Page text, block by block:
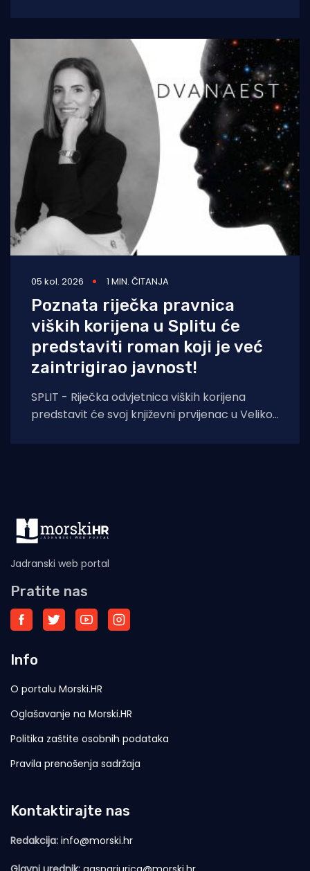
05 kol. 2026 1 MIN. ČITANJA
Poznata riječka pravnica
viških korijena u Splitu će
predstaviti roman koji je već
zaintrigirao javnost!
SPLIT - Riječka odvjetnica viških korijena
predstavit će svoj književni prvijenac u Velikoj
Jadranski web portal
Pratite nas
Info
O portalu Morski.HR
Oglašavanje na Morski.HR
Politika zaštite osobnih podataka
Pravila prenošenja sadržaja
Kontaktirajte nas
Redakcija: info@morski.hr